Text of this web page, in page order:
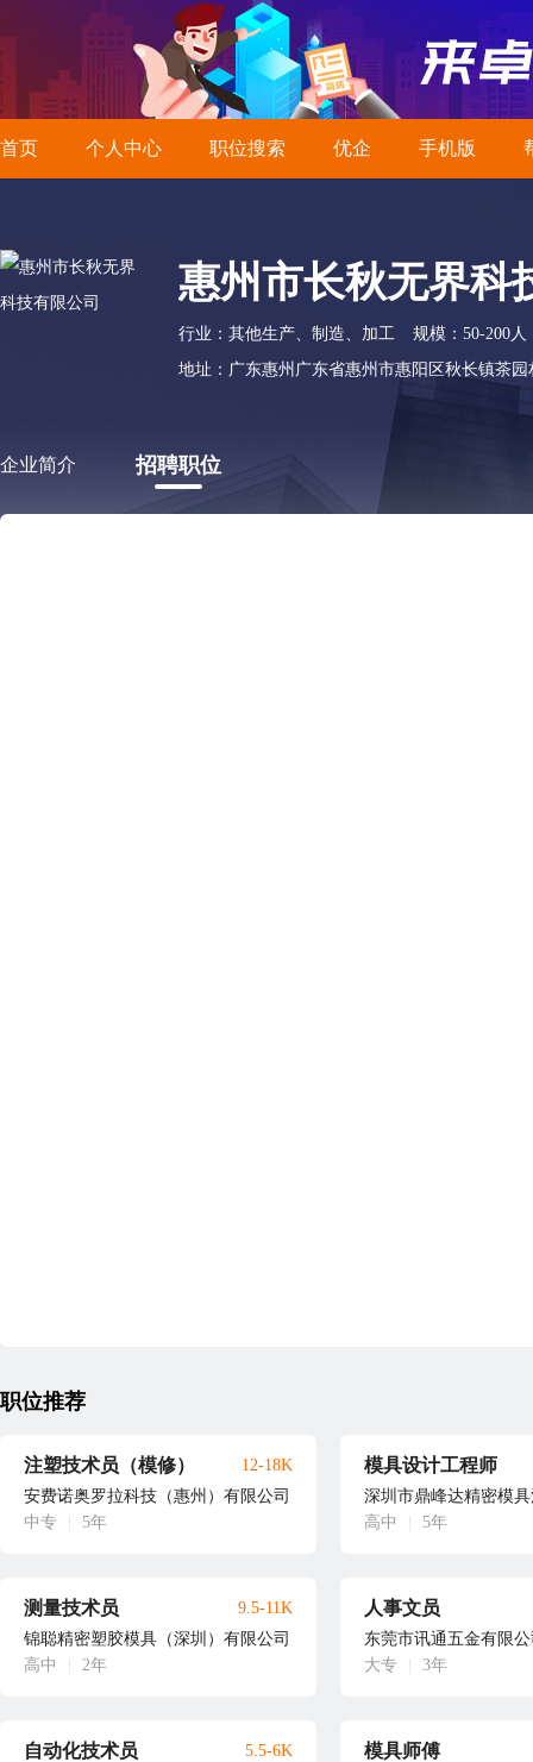
首页 个人中心 职位搜索 优企 手机版
惠州市长秋无界科
行业：其他生产、制造、加工
规模：50-200人
地址：广东惠州广东省惠州市惠阳区秋长镇茶
企业简介 招聘职位
职位推荐
注塑技术员（模修）
安费诺奥罗拉科技（惠州）有限公司
中专
5年
12-18K 模具设计工程师
深圳市鼎峰达精密模
高中
5年
测量技术员
锦聪精密塑胶模具（深圳）有限公司
高中
2年
9.5-11K 人事文员
东莞市讯通五金有限
大专
3年
自动化技术员 5.5-6K 模具师傅